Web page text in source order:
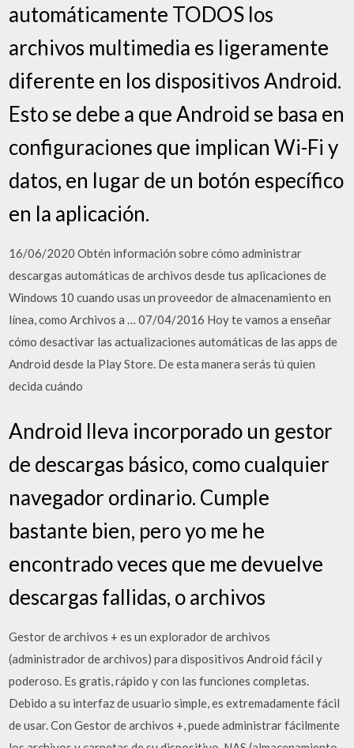
automáticamente TODOS los
archivos multimedia es ligeramente
diferente en los dispositivos Android.
Esto se debe a que Android se basa en
configuraciones que implican Wi-Fi y
datos, en lugar de un botón específico
en la aplicación.
16/06/2020 Obtén información sobre cómo administrar
descargas automáticas de archivos desde tus aplicaciones de
Windows 10 cuando usas un proveedor de almacenamiento en
línea, como Archivos a … 07/04/2016 Hoy te vamos a enseñar
cómo desactivar las actualizaciones automáticas de las apps de
Android desde la Play Store. De esta manera serás tú quien
decida cuándo
Android lleva incorporado un gestor
de descargas básico, como cualquier
navegador ordinario. Cumple
bastante bien, pero yo me he
encontrado veces que me devuelve
descargas fallidas, o archivos
Gestor de archivos + es un explorador de archivos
(administrador de archivos) para dispositivos Android fácil y
poderoso. Es gratis, rápido y con las funciones completas.
Debido a su interfaz de usuario simple, es extremadamente fácil
de usar. Con Gestor de archivos +, puede administrar fácilmente